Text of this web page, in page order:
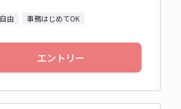
由 事務はじめてOK
エントリー